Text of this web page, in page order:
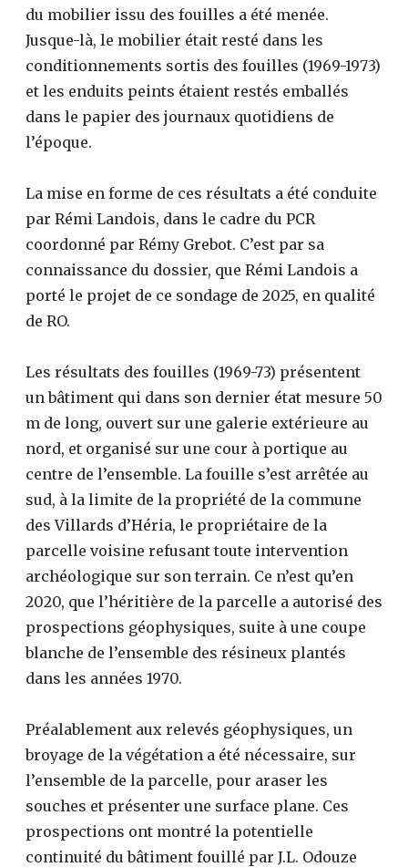
du mobilier issu des fouilles a été menée.
Jusque-là, le mobilier était resté dans les
conditionnements sortis des fouilles (1969-1973)
et les enduits peints étaient restés emballés
dans le papier des journaux quotidiens de
l’époque.
La mise en forme de ces résultats a été conduite
par Rémi Landois, dans le cadre du PCR
coordonné par Rémy Grebot. C’est par sa
connaissance du dossier, que Rémi Landois a
porté le projet de ce sondage de 2025, en qualité
de RO.
Les résultats des fouilles (1969-73) présentent
un bâtiment qui dans son dernier état mesure 50
m de long, ouvert sur une galerie extérieure au
nord, et organisé sur une cour à portique au
centre de l’ensemble. La fouille s’est arrêtée au
sud, à la limite de la propriété de la commune
des Villards d’Héria, le propriétaire de la
parcelle voisine refusant toute intervention
archéologique sur son terrain. Ce n’est qu’en
2020, que l’héritière de la parcelle a autorisé des
prospections géophysiques, suite à une coupe
blanche de l’ensemble des résineux plantés
dans les années 1970.
Préalablement aux relevés géophysiques, un
broyage de la végétation a été nécessaire, sur
l’ensemble de la parcelle, pour araser les
souches et présenter une surface plane. Ces
prospections ont montré la potentielle
continuité du bâtiment fouillé par J.L. Odouze